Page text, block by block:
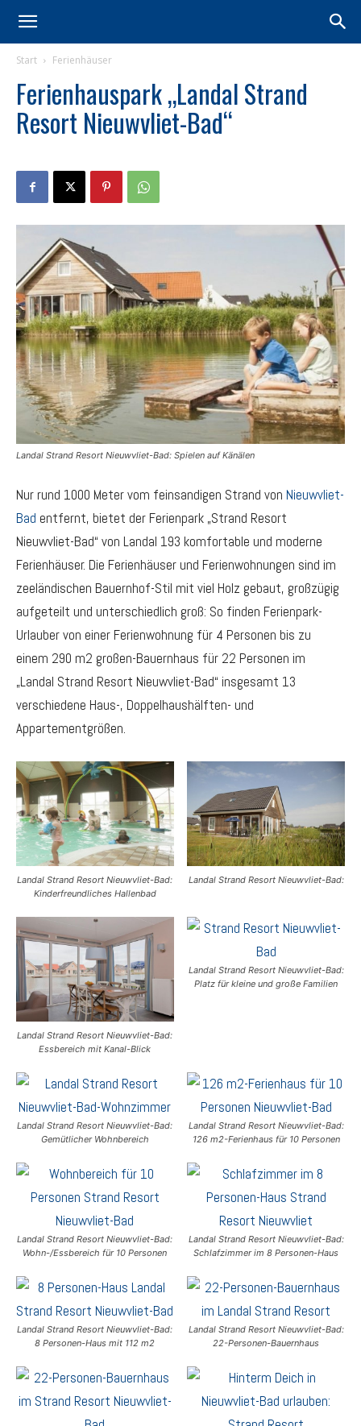
Start Ferienhäuser
Ferienhauspark „Landal Strand
Resort Nieuwvliet-Bad“
Landal Strand Resort Nieuwvliet-Bad: Spielen auf Känälen
Nur rund 1000 Meter vom feinsandigen Strand von Nieuwvliet-
Bad entfernt, bietet der Ferienpark „Strand Resort
Nieuwvliet-Bad“ von Landal 193 komfortable und moderne
Ferienhäuser. Die Ferienhäuser und Ferienwohnungen sind im
zeeländischen Bauernhof-Stil mit viel Holz gebaut, großzügig
aufgeteilt und unterschiedlich groß: So finden Ferienpark-
Urlauber von einer Ferienwohnung für 4 Personen bis zu
einem 290 m2 großen-Bauernhaus für 22 Personen im
„Landal Strand Resort Nieuwvliet-Bad“ insgesamt 13
verschiedene Haus-, Doppelhaushälften- und
Appartementgrößen.
Landal Strand Resort Nieuwvliet-Bad:
Kinderfreundliches Hallenbad
Landal Strand Resort Nieuwvliet-Bad:
Landal Strand Resort Nieuwvliet-Bad:
Essbereich mit Kanal-Blick
Landal Strand Resort Nieuwvliet-Bad:
Platz für kleine und große Familien
Landal Strand Resort Nieuwvliet-Bad:
Gemütlicher Wohnbereich
Landal Strand Resort Nieuwvliet-Bad:
126 m2-Ferienhaus für 10 Personen
Landal Strand Resort Nieuwvliet-Bad:
Wohn-/Essbereich für 10 Personen
Landal Strand Resort Nieuwvliet-Bad:
Schlafzimmer im 8 Personen-Haus
Landal Strand Resort Nieuwvliet-Bad:
8 Personen-Haus mit 112 m2
Landal Strand Resort Nieuwvliet-Bad:
22-Personen-Bauernhaus